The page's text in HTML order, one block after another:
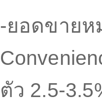
-ยอดขาย
ตัว 2.5-